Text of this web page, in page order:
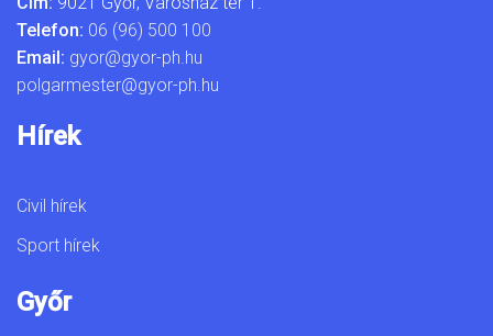
Telefon: 06 (96) 500 100
Email: gyor@gyor-ph.hu
polgarmester@gyor-ph.hu
Hírek
Civil hírek
Sport hírek
Győr